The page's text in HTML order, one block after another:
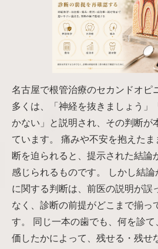
名古屋で根管治療のセカンドオピ
多くは、「神経を抜きましょう」
かない」と説明され、その判断が
ています。 痛みや不安を抱えた
断を迫られると、提示された結論
感じられるものです。 しかし結
に関する判断は、前医の説明が誤
なく、診断の前提がどこまで揃っ
す。 同じ一本の歯でも、何を診
価したかによって、残せる・残せ